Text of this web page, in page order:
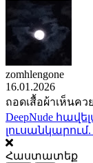
zomhlengone
16.01.2026
ถอดเสื้อผ้าเห็นควย
DeepNude
Հաստատեք